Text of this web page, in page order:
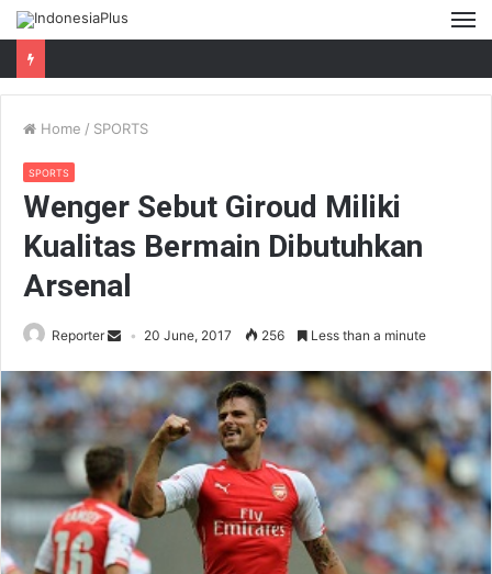
Home / SPORTS
SPORTS
Wenger Sebut Giroud Miliki
Kualitas Bermain Dibutuhkan
Arsenal
Reporter 20 June, 2017 256 Less than a minute